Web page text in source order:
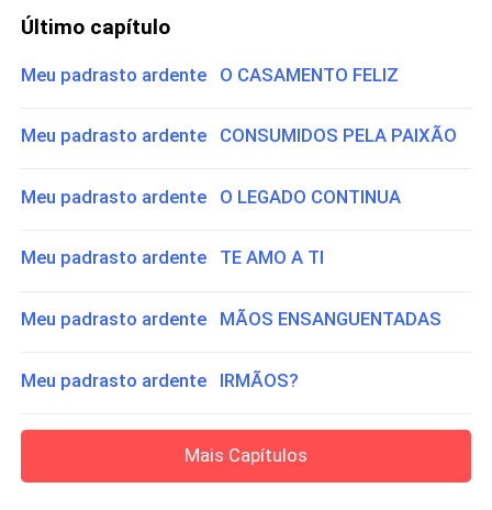
Último capítulo
Meu padrasto ardente O CASAMENTO FELIZ
Meu padrasto ardente CONSUMIDOS PELA PAIXÃO
Meu padrasto ardente O LEGADO CONTINUA
Meu padrasto ardente TE AMO A TI
Meu padrasto ardente MÃOS ENSANGUENTADAS
Meu padrasto ardente IRMÃOS?
Mais Capítulos